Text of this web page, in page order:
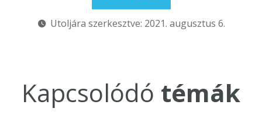
Utoljára szerkesztve: 2021. augusztus 6.
Kapcsolódó témák